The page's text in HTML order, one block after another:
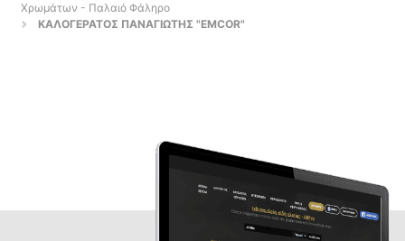
Χρωμάτων - Παλαιό Φάληρο
ΚΑΛΟΓΕΡΑΤΟΣ ΠΑΝΑΓΙΩΤΗΣ "EMCOR"